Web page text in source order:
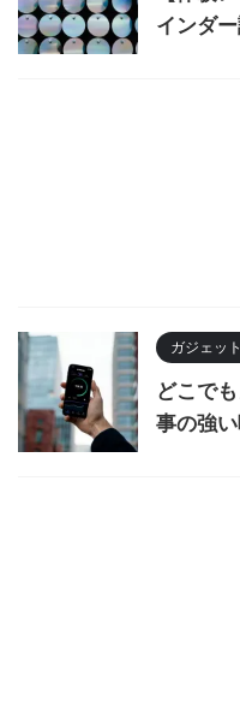
インダ
ガジェット
どこで
事の強い